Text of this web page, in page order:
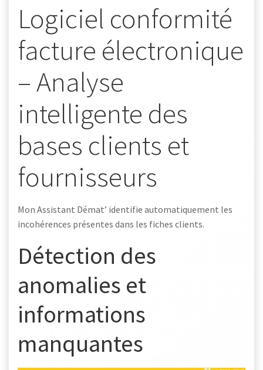
Logiciel conformité
facture électronique
– Analyse
intelligente des
bases clients et
fournisseurs
Mon Assistant Démat’ identifie automatiquement les
incohérences présentes dans les fiches clients.
Détection des
anomalies et
informations
manquantes